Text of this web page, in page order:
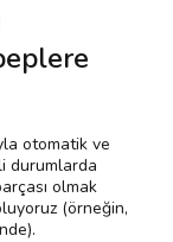
otomatik ve
durumlarda
olmak
(örneğin,